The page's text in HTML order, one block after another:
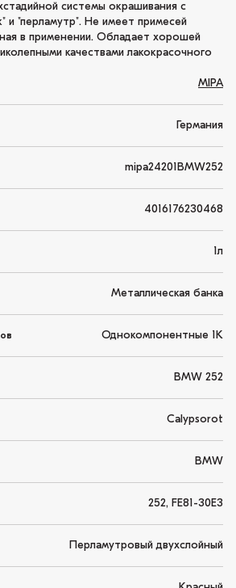
системы окрашивания с
"перламутр". Не имеет примесей
в применении. Обладает хорошей
качествами лакокрасочного
MIPA
Германия
mipa24201BMW252
4016176230468
1л
Металлическая банка
Однокомпонентные 1K
BMW 252
Calypsorot
BMW
252, FE81-30E3
Перламутровый двухслойный